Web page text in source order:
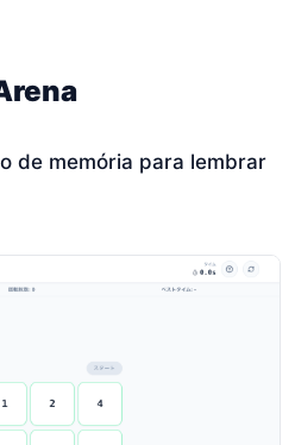
de memória para lembrar